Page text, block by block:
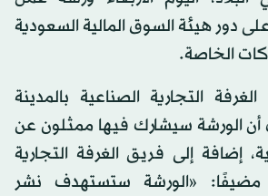
دور هيئة السوق المالية السعودية
الخاصة.
التجارية الصناعية بالمدينة
أن الورشة سيشارك فيها ممثلون عن
إضافة إلى فريق الغرفة التجارية
مضيفًا: «الورشة ستستهدف نشر